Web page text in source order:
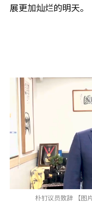
展更加灿烂的明天。
朴钉议员致辞 【图